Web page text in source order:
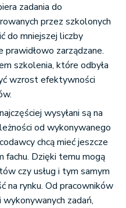
zadania do
przez szkolonych
do mniejszej liczby
zarządzane.
szkolenia, które odbyła
wzrost efektywności
wysyłani są na
od wykonywanego
chcą mieć jeszcze
Dzięki temu mogą
czy usług i tym samym
na rynku. Od pracowników
zadań,